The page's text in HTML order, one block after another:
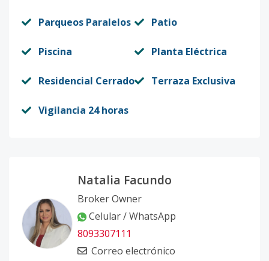
Parqueos Paralelos Patio
Piscina Planta Eléctrica
Residencial Cerrado Terraza Exclusiva
Vigilancia 24 horas
Natalia Facundo
Broker Owner
Celular / WhatsApp
8093307111
Correo electrónico